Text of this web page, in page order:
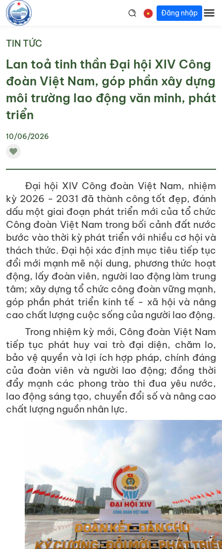
Đăng nhập
TIN TỨC
Lan toả tinh thần Đại hội XIV Công
đoàn Việt Nam, góp phần xây dựng
môi trường lao động văn minh, phát
triển
10/06/2026
Đại hội XIV Công đoàn Việt Nam, nhiệm
kỳ 2026 - 2031 đã thành công tốt đẹp, đánh
dấu một giai đoạn phát triển mới của tổ chức
Công đoàn Việt Nam trong bối cảnh đất nước
bước vào thời kỳ phát triển với nhiều cơ hội và
thách thức. Đại hội xác định mục tiêu tiếp tục
đổi mới mạnh mẽ nội dung, phương thức hoạt
động, lấy đoàn viên, người lao động làm trung
tâm; xây dựng tổ chức công đoàn vững mạnh,
góp phần phát triển kinh tế - xã hội và nâng
cao chất lượng cuộc sống của người lao động.
Trong nhiệm kỳ mới, Công đoàn Việt Nam
tiếp tục phát huy vai trò đại diện, chăm lo,
bảo vệ quyền và lợi ích hợp pháp, chính đáng
của đoàn viên và người lao động; đồng thời
đẩy mạnh các phong trào thi đua yêu nước,
lao động sáng tạo, chuyển đổi số và nâng cao
chất lượng nguồn nhân lực.